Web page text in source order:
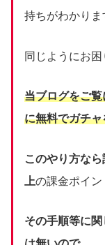
持ちがわかりま
同じようにお困
当ブログをご
に無料でガチ
このやり方な
上の課金ポイン
その手順等に